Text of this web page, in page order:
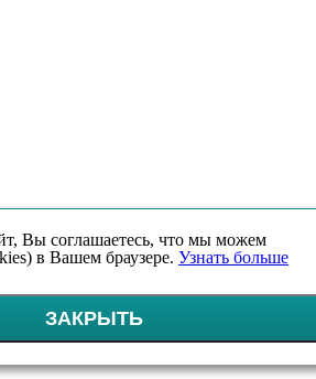
Вы соглашаетесь, что мы можем
в Вашем браузере. Узнать больше
ЗАКРЫТЬ